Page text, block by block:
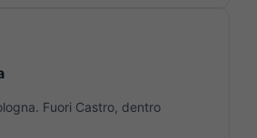
Fuori Castro, dentro